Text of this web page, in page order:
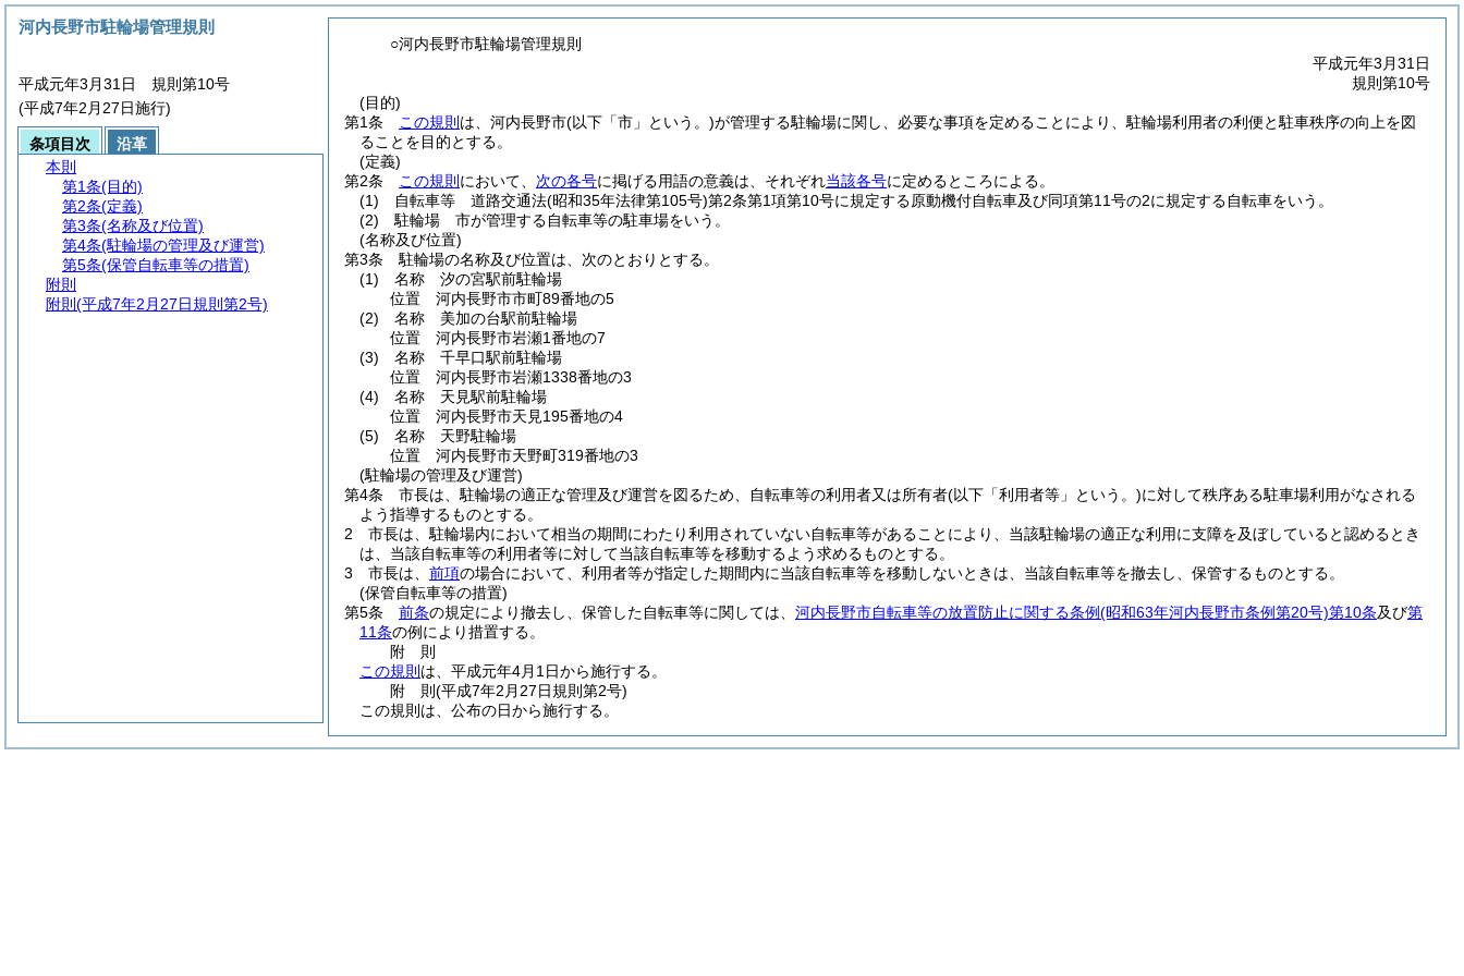
○河内長野市駐輪場管理規則
平成元年3月31日
規則第10号
(目的)
第1条
この規則 は、河内長野市(以下「市」という。)が管理する駐輪場に関し、必要な事項を定めることにより、駐輪場利用者の利便と駐車秩序の向上を図
ることを目的とする。
(定義)
第2条
この規則 において、 次の各号に掲げる用語の意義は、それぞれ当該各号に定めるところによる。
(1)
自転車等 道路交通法(昭和35年法律第105号)第2条第1項第10号に規定する原動機付自転車及び同項第11号の2に規定する自転車をいう。
(2)
駐輪場 市が管理する自転車等の駐車場をいう。
(名称及び位置)
第3条
駐輪場の名称及び位置は、次のとおりとする。
(1)
名称 汐の宮駅前駐輪場
位置 河内長野市市町89番地の5
(2)
名称 美加の台駅前駐輪場
位置 河内長野市岩瀬1番地の7
(3)
名称 千早口駅前駐輪場
位置 河内長野市岩瀬1338番地の3
(4)
名称 天見駅前駐輪場
位置 河内長野市天見195番地の4
(5)
名称 天野駐輪場
位置 河内長野市天野町319番地の3
(駐輪場の管理及び運営)
第4条
市長は、駐輪場の適正な管理及び運営を図るため、自転車等の利用者又は所有者(以下「利用者等」という。)に対して秩序ある駐車場利用がなされる
よう指導するものとする。
2
市長は、駐輪場内において相当の期間にわたり利用されていない自転車等があることにより、当該駐輪場の適正な利用に支障を及ぼしていると認めるとき
は、当該自転車等の利用者等に対して当該自転車等を移動するよう求めるものとする。
3
市長は、 前項の場合において、利用者等が指定した期間内に当該自転車等を移動しないときは、当該自転車等を撤去し、保管するものとする。
(保管自転車等の措置)
第5条
前条の規定により撤去し、保管した自転車等に関しては、 河内長野市自転車等の放置防止に関する条例(昭和63年河内長野市条例第20号)第10条及び第
11条の例により措置する。
附 則
この規則 は、平成元年4月1日から施行する。
附 則(平成7年2月27日規則第2号)
この規則は、公布の日から施行する。
河内長野市駐輪場管理規則
平成元年3月31日 規則第10号
(平成7年2月27日施行)
条項目次
沿革
本則
第1条(目的)
第2条(定義)
第3条(名称及び位置)
第4条(駐輪場の管理及び運営)
第5条(保管自転車等の措置)
附則
附則 (平成7年2月27日規則第2号)